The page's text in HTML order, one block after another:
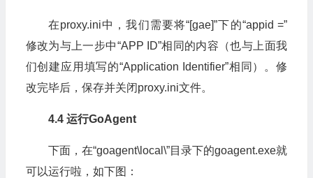
在proxy.ini中，我们需要将“[gae]”下的“appid =”
修改为与上一步中“APP ID”相同的内容（也与上面我
们创建应用填写的“Application Identifier”相同）。修
改完毕后，保存并关闭proxy.ini文件。
4.4 运行GoAgent
下面，在“goagent\local\”目录下的goagent.exe就
可以运行啦，如下图：